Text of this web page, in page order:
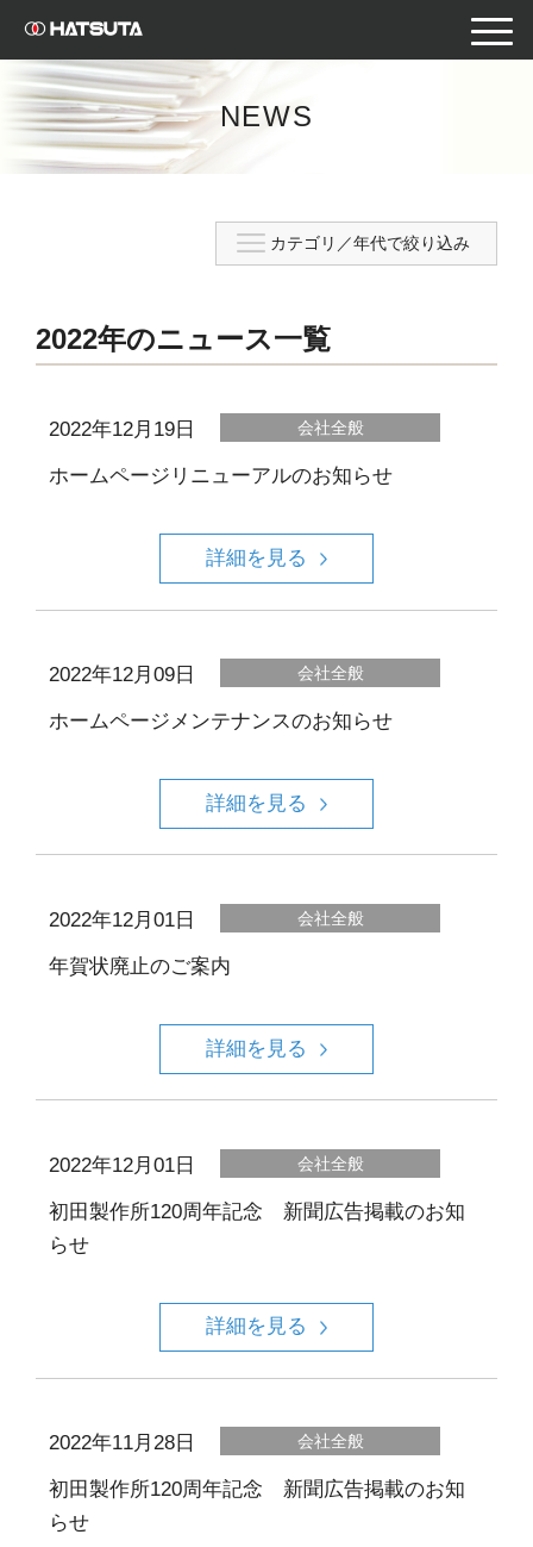
toggle
NEWS
2022年のニュース一覧
2022年12月19日 会社全般
ホームページリニューアルのお知らせ
詳細を見る
2022年12月09日 会社全般
ホームページメンテナンスのお知らせ
詳細を見る
2022年12月01日 会社全般
年賀状廃止のご案内
詳細を見る
2022年12月01日 会社全般
初田製作所120周年記念 新聞広告掲載のお知
らせ
詳細を見る
2022年11月28日 会社全般
初田製作所120周年記念 新聞広告掲載のお知
らせ